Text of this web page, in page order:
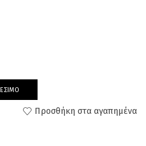
Προσθήκη στα αγαπημένα